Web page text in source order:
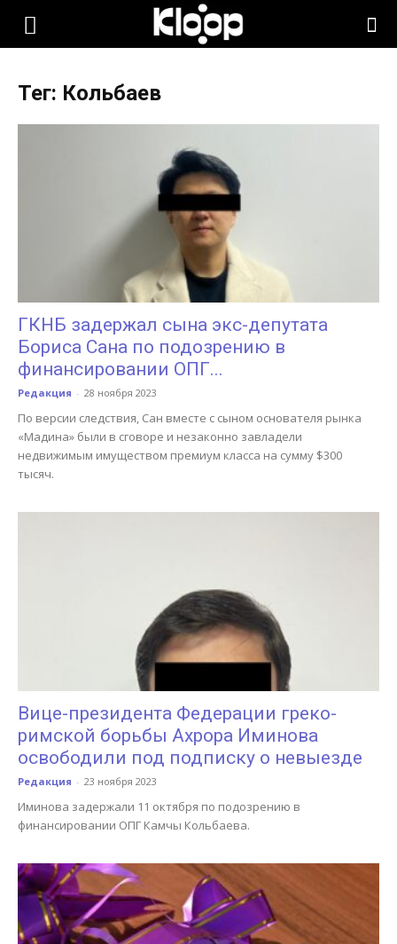
KLOOP.KG
Тег: Кольбаев
ГКНБ задержал сына экс-депутата
Бориса Сана по подозрению в
финансировании ОПГ...
Редакция - 28 ноября 2023
По версии следствия, Сан вместе с сыном основателя рынка
«Мадина» были в сговоре и незаконно завладели
недвижимым имуществом премиум класса на сумму $300
тысяч.
Вице-президента Федерации греко-
римской борьбы Ахрора Иминова
освободили под подписку о невыезде
Редакция - 23 ноября 2023
Иминова задержали 11 октября по подозрению в
финансировании ОПГ Камчы Кольбаева.